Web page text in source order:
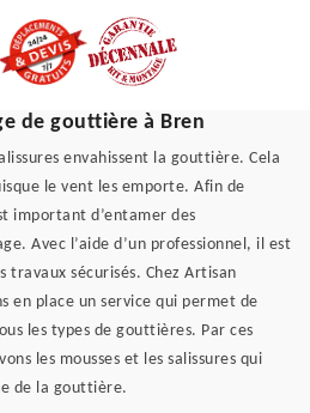
de gouttière à Bren
envahissent la gouttière. Cela
le vent les emporte. Afin de
important d’entamer des
Avec l’aide d’un professionnel, il est
travaux sécurisés. Chez Artisan
en place un service qui permet de
les types de gouttières. Par ces
les mousses et les salissures qui
de la gouttière.